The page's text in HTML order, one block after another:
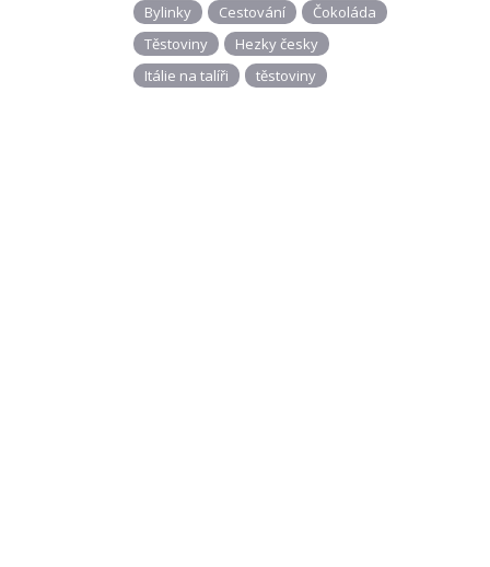
Bylinky
Cestování
Čokoláda
Těstoviny
Hezky česky
Itálie na talíři
těstoviny